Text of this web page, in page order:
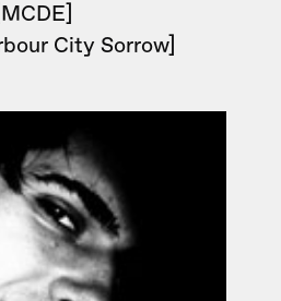
City Sorrow]